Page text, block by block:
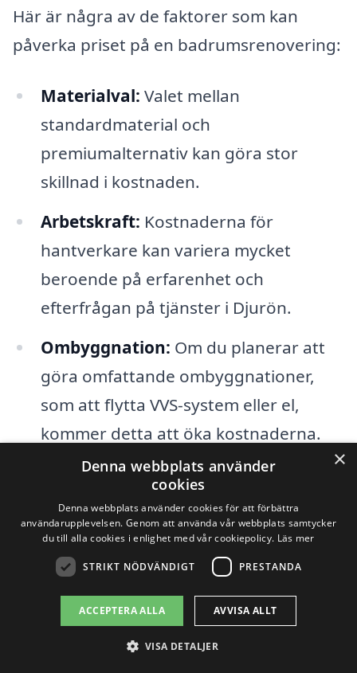
Här är några av de faktorer som kan
påverka priset på en badrumsrenovering:
Materialval: Valet mellan
standardmaterial och
premiumalternativ kan göra stor
skillnad i kostnaden.
Arbetskraft: Kostnaderna för
hantverkare kan variera mycket
beroende på erfarenhet och
efterfrågan på tjänster i Djurön.
Ombyggnation: Om du planerar att
göra omfattande ombyggnationer,
som att flytta VVS-system eller el,
kommer detta att öka kostnaderna.
Tidsram:Om du har en specifik
tidsram för renoveringen kan det
också påverka priset. Snabbare
projekt kan kosta mer.
Det är alltid en bra idé att hämta flera
offerter från olika företag som erbjuder
×
Denna webbplats använder
cookies
Denna webbplats använder cookies för att förbättra
användarupplevelsen. Genom att använda vår webbplats samtycker
du till alla cookies i enlighet med vår cookiepolicy. Läs mer
STRIKT NÖDVÄNDIGT PRESTANDA
ACCEPTERA ALLA AVVISA ALLT
VISA DETALJER